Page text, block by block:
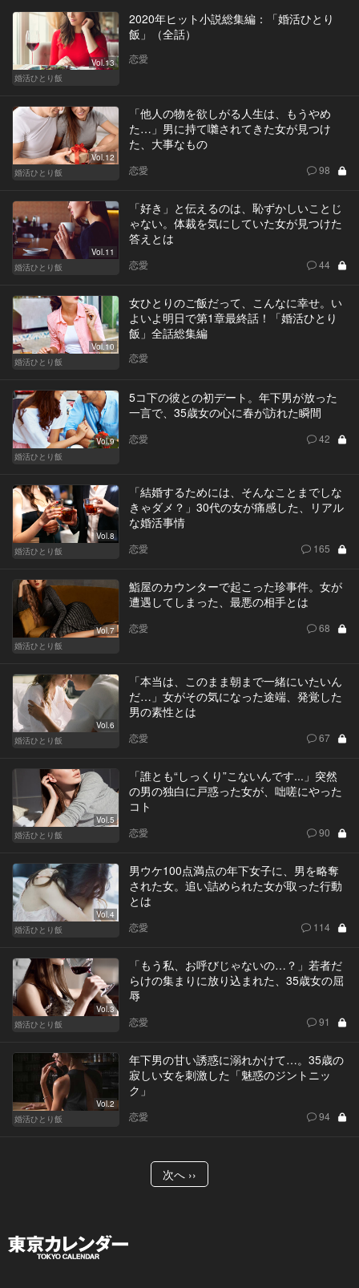
Vol.13
婚活ひとり飯
2020年ヒット小説総集編：「婚活ひとり
飯」（全話）
恋愛
Vol.12
婚活ひとり飯
「他人の物を欲しがる人生は、もうやめ
た…」男に持て囃されてきた女が見つけ
た、大事なもの
恋愛 98
Vol.11
婚活ひとり飯
「好き」と伝えるのは、恥ずかしいことじ
ゃない。体裁を気にしていた女が見つけた
答えとは
恋愛 44
Vol.10
婚活ひとり飯
女ひとりのご飯だって、こんなに幸せ。い
よいよ明日で第1章最終話！「婚活ひとり
飯」全話総集編
恋愛
Vol.9
婚活ひとり飯
5コ下の彼との初デート。年下男が放った
一言で、35歳女の心に春が訪れた瞬間
恋愛 42
Vol.8
婚活ひとり飯
「結婚するためには、そんなことまでしな
きゃダメ？」30代の女が痛感した、リアル
な婚活事情
恋愛 165
Vol.7
婚活ひとり飯
鮨屋のカウンターで起こった珍事件。女が
遭遇してしまった、最悪の相手とは
恋愛 68
Vol.6
婚活ひとり飯
「本当は、このまま朝まで一緒にいたいん
だ…」女がその気になった途端、発覚した
男の素性とは
恋愛 67
Vol.5
婚活ひとり飯
「誰とも“しっくり”こないんです...」突然
の男の独白に戸惑った女が、咄嗟にやった
コト
恋愛 90
Vol.4
婚活ひとり飯
男ウケ100点満点の年下女子に、男を略奪
された女。追い詰められた女が取った行動
とは
恋愛 114
Vol.3
婚活ひとり飯
「もう私、お呼びじゃないの…？」若者だ
らけの集まりに放り込まれた、35歳女の屈
辱
恋愛 91
Vol.2
婚活ひとり飯
年下男の甘い誘惑に溺れかけて…。35歳の
寂しい女を刺激した「魅惑のジントニッ
ク」
恋愛 94
次へ ››